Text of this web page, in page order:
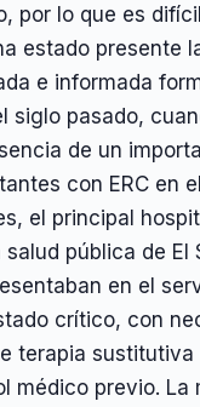
por lo que es
estado presente
e informada
siglo pasado,
de un
con ERC en
el principal
pública de El
en el
crítico, con
terapia sustitutiva
médico previo. La